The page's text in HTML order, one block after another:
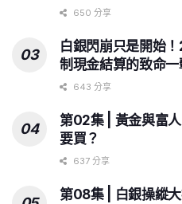
650 分享
白銀閃崩只是開始
制現金結算的致命一
643 分享
第02集 | 黃金與富
要買？
637 分享
第08集 | 白銀操縱